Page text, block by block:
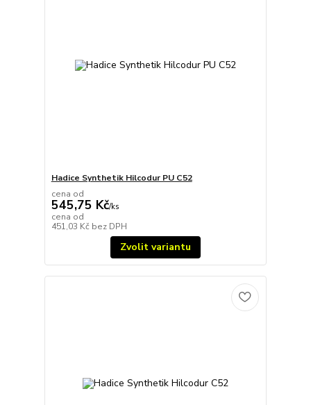
Hadice Synthetik Hilcodur PU C52
cena od
545,75 Kč/ks
cena od
451,03 Kč bez DPH
Zvolit variantu